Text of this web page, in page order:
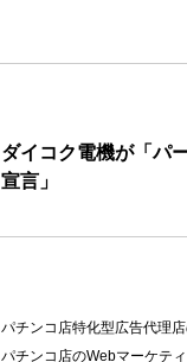
ダイコク電機が「パ
宣言」
パチンコ店特化型広告代理
パチンコ店のWebマーケテ